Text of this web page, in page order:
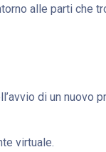
alle parti che
di un nuovo
virtuale.